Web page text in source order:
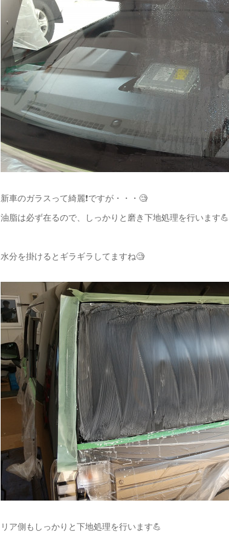
新車のガラスって綺麗❗️ですが・・・🧐
油脂は必ず在るので、しっかりと磨き下地処理を行います💪
水分を掛けるとギラギラしてますね🧐
リア側もしっかりと下地処理を行います💪